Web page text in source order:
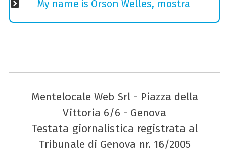
My name is Orson Welles, mostra
Mentelocale Web Srl - Piazza della
Vittoria 6/6 - Genova
Testata giornalistica registrata al
Tribunale di Genova nr. 16/2005